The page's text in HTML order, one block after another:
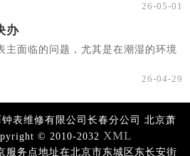
26-05-01
办
主面临的问题，尤其是在潮湿的环境
26-04-29
表维修有限公司长春分公司 北京萧
© 2010-2032 XML
服务点地址在北京市东城区东长安街